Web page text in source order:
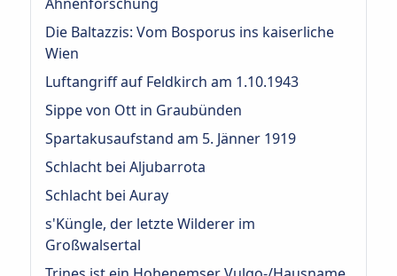
Die Baltazzis: Vom Bosporus ins kaiserliche
Wien
Luftangriff auf Feldkirch am 1.10.1943
Sippe von Ott in Graubünden
Spartakusaufstand am 5. Jänner 1919
Schlacht bei Aljubarrota
Schlacht bei Auray
s'Küngle, der letzte Wilderer im
Großwalsertal